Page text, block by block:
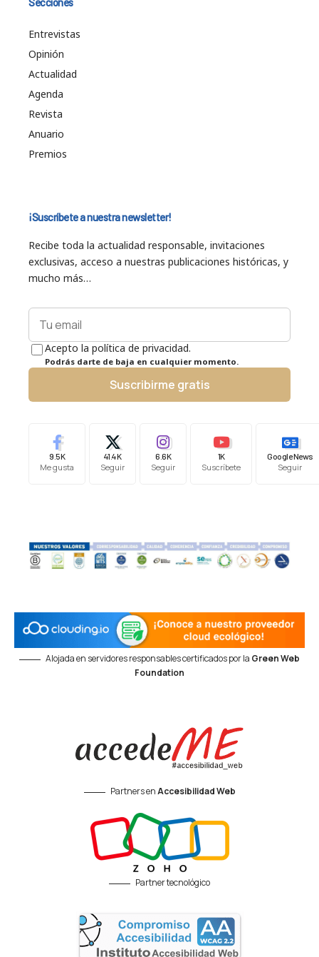
Entrevistas
Opinión
Actualidad
Agenda
Revista
Anuario
Premios
¡Suscríbete a nuestra newsletter!
Recibe toda la actualidad responsable, invitaciones
exclusivas, acceso a nuestras publicaciones históricas, y
mucho más…
Acepto la política de privacidad.
Podrás darte de baja en cualquier momento.
Suscribirme gratis
9.5K
Me gusta
41.4K
Seguir
6.6K
Seguir
1K
Suscríbete
Google News
Seguir
Alojada en servidores responsables certificados por la Green Web
Foundation
Partners enAccesibilidad Web
Partner tecnológico